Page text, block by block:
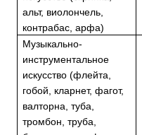
альт, виолончель,
контрабас, арфа)
Музыкально-
инструментальное
искусство (флейта,
гобой, кларнет, фагот,
валторна, туба,
тромбон, труба,